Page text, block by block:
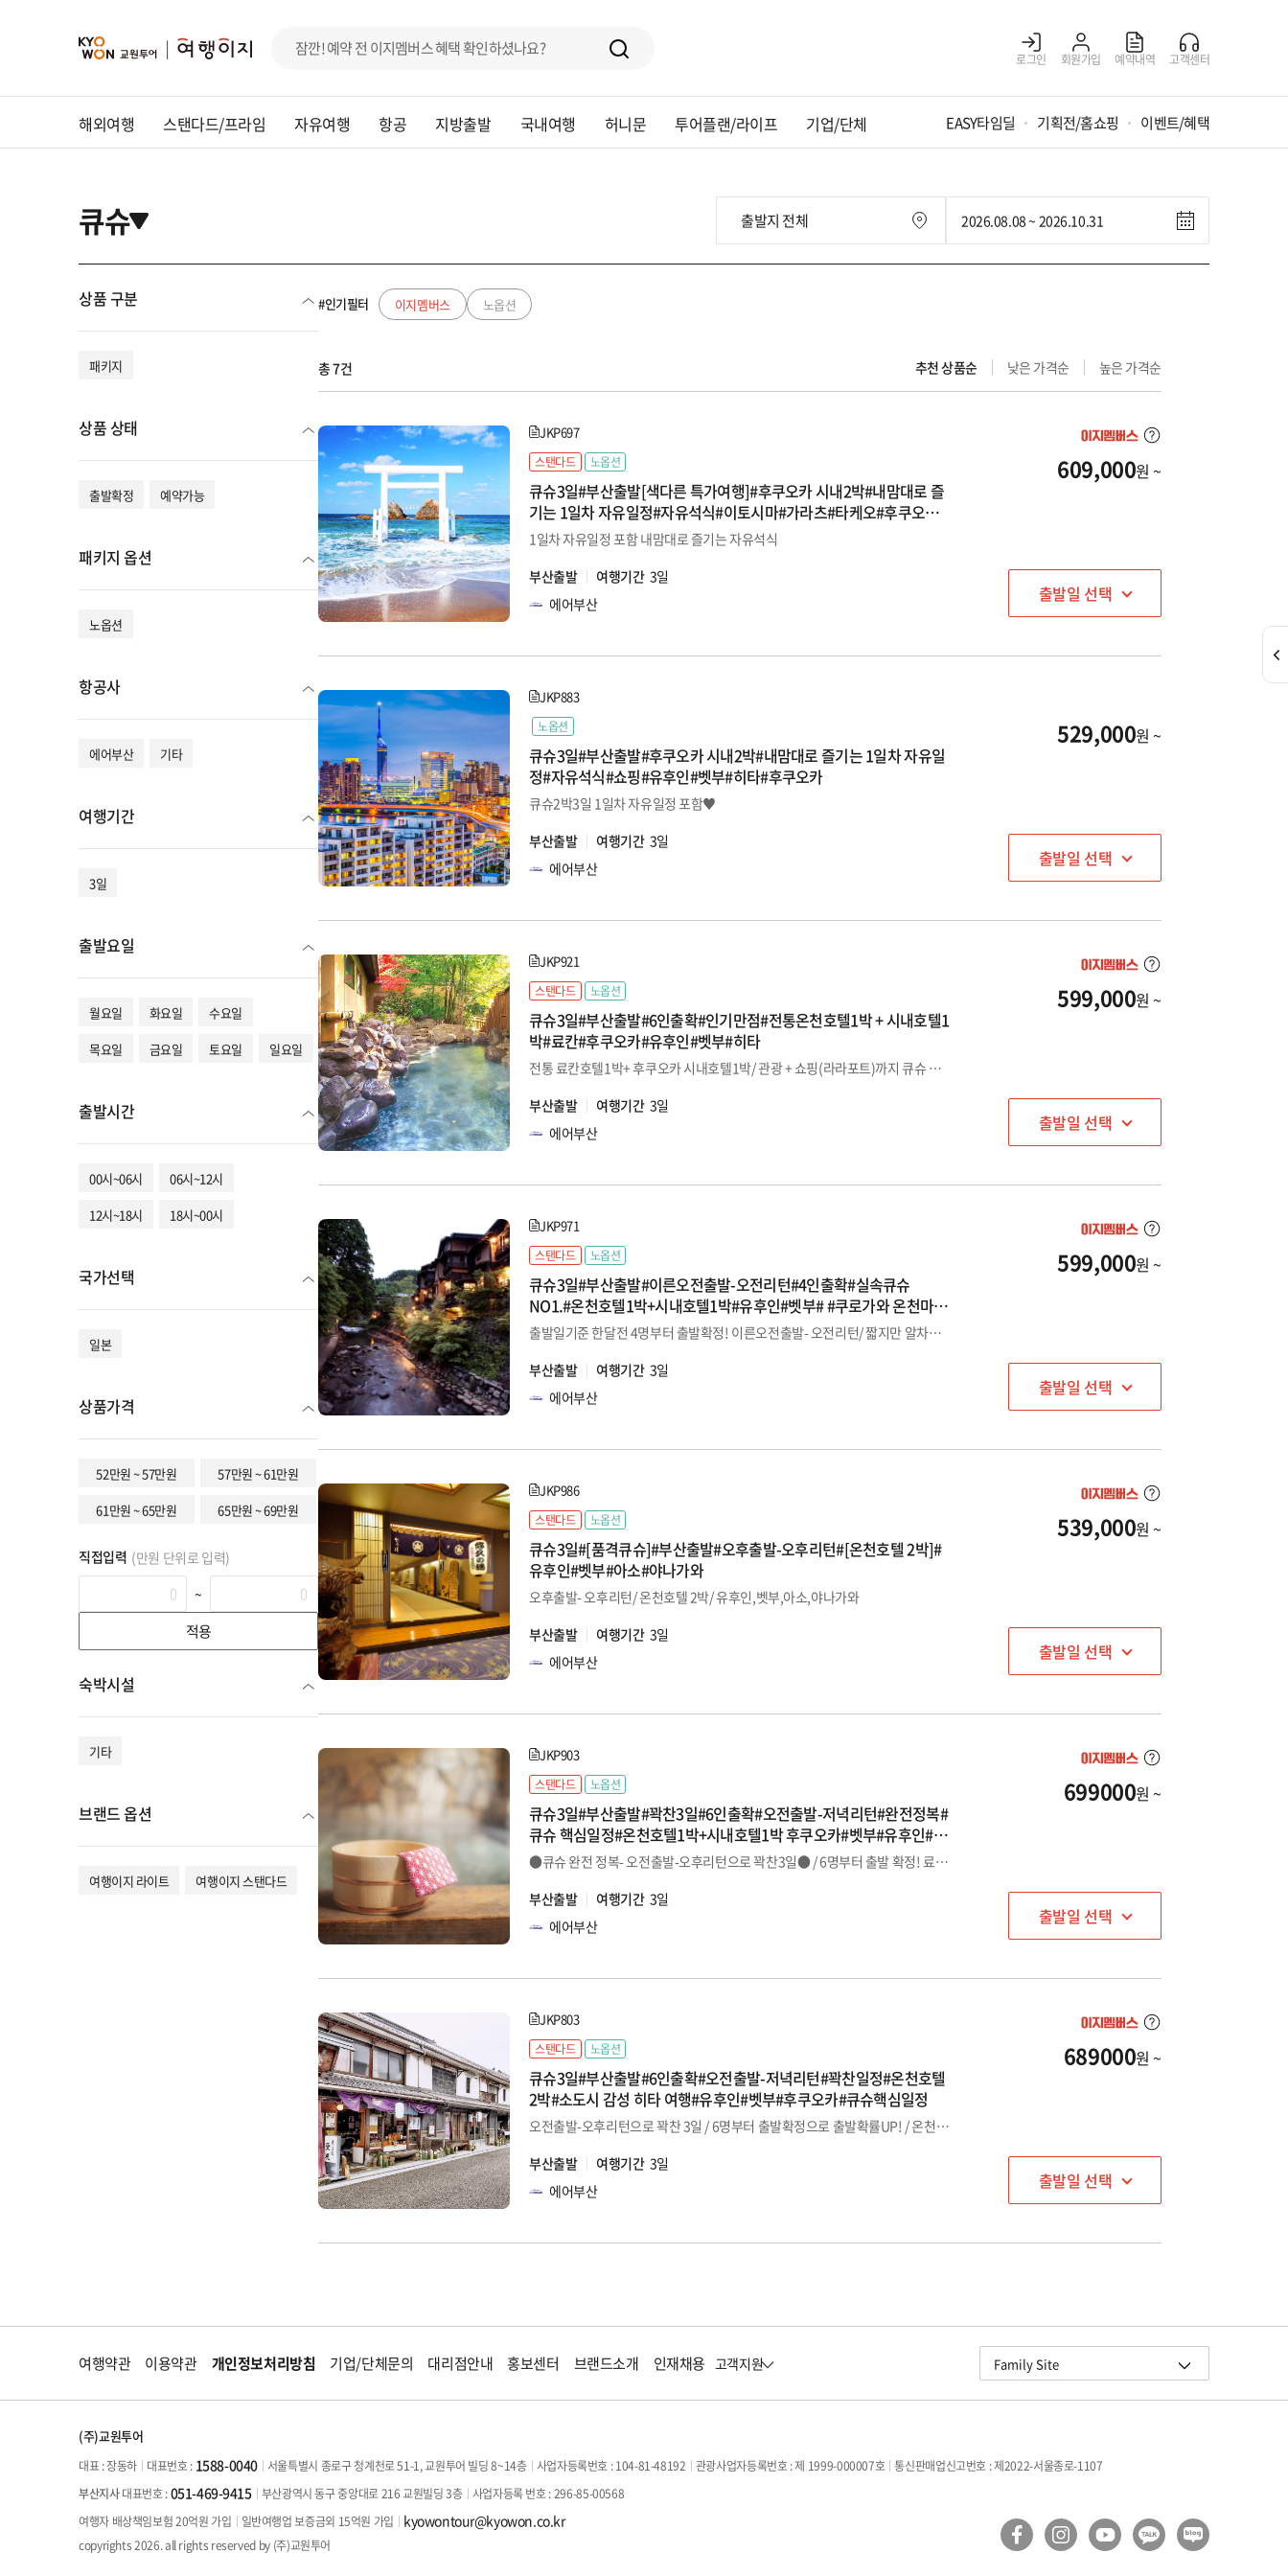
로그인 회원가입 예약내역 고객센터
해외여행 스탠다드/프라임 자유여행 항공 지방출발 국내여행 허니문 투어플랜/라이프 기업/단체 EASY타임딜 기획전/홈쇼핑 이벤트/혜택
큐슈
상품 구분
패키지
상품 상태
출발확정 예약가능
패키지 옵션
노옵션
항공사
에어부산 기타
여행기간
3일
출발요일
월요일 화요일
수요일
목요일
금요일 토요일 일요일
출발시간
00시~06시
06시~12시
12시~18시
18시~00시
국가선택
일본
상품가격
52만원 ~ 57만원
57만원 ~ 61만원
61만원 ~ 65만원
65만원 ~ 69만원
직접입력 (만원 단위로 입력)
~
적용
숙박시설
기타
브랜드 옵션
여행이지 라이트 여행이지 스탠다드
#인기필터 이지멤버스 노옵션
총 7건 추천 상품순 낮은 가격순 높은 가격순
JKP697
스탠다드 노옵션
큐슈3일#부산출발[색다른 특가여행]#후쿠오카 시내2박#내맘대로 즐
기는 1일차 자유일정#자유석식#이토시마#가라츠#타케오#후쿠오카#
쇼핑
1일차 자유일정 포함 내맘대로 즐기는 자유석식
부산출발
여행기간 3일
에어부산
609,000원 ~
출발일 선택
JKP883
노옵션
큐슈3일#부산출발#후쿠오카 시내2박#내맘대로 즐기는 1일차 자유일
정#자유석식#쇼핑#유후인#벳부#히타#후쿠오카
큐슈2박3일 1일차 자유일정 포함♥
부산출발
여행기간 3일
에어부산
529,000원 ~
출발일 선택
JKP921
스탠다드 노옵션
큐슈3일#부산출발#6인출확#인기만점#전통온천호텔1박 + 시내호텔1
박#료칸#후쿠오카#유후인#벳부#히타
전통 료칸호텔1박+ 후쿠오카 시내호텔1박/ 관광 + 쇼핑(라라포트)까지 큐슈 실속만점 인기 패키지
부산출발
여행기간 3일
에어부산
599,000원 ~
출발일 선택
JKP971
스탠다드 노옵션
큐슈3일#부산출발#이른오전출발-오전리턴#4인출확#실속큐슈
NO1.#온천호텔1박+시내호텔1박#유후인#벳부# #쿠로가와 온천마을
#아소#후쿠오카
출발일기준 한달전 4명부터 출발확정! 이른오전출발- 오전리턴/ 짧지만 알차게! 유후인, 후쿠오카, 벳부, 아소, 쿠로가와 온천마을/ 온천호텔1박 + 시내호텔1박
부산출발
여행기간 3일
에어부산
599,000원 ~
출발일 선택
JKP986
스탠다드 노옵션
큐슈3일#[품격큐슈]#부산출발#오후출발-오후리턴#[온천호텔 2박]#
유후인#벳부#아소#야나가와
오후출발- 오후리턴/ 온천호텔 2박/ 유후인,벳부,아소,야나가와
부산출발
여행기간 3일
에어부산
539,000원 ~
출발일 선택
JKP903
스탠다드 노옵션
큐슈3일#부산출발#꽉찬3일#6인출확#오전출발-저녁리턴#완전정복#
큐슈 핵심일정#온천호텔1박+시내호텔1박 후쿠오카#벳부#유후인#아
소#쿠로가와
●큐슈 완전 정복- 오전출발-오후리턴으로 꽉찬3일● / 6명부터 출발 확정! 료칸풍 온천호텔1박 + 시내호텔1박
부산출발
여행기간 3일
에어부산
699000원 ~
출발일 선택
JKP803
스탠다드 노옵션
큐슈3일#부산출발#6인출확#오전출발-저녁리턴#꽉찬일정#온천호텔
2박#소도시 감성 히타 여행#유후인#벳부#후쿠오카#큐슈핵심일정
오전출발-오후리턴으로 꽉찬 3일 / 6명부터 출발확정으로 출발확률UP! / 온천호텔2박 으로 즐기는 정통큐슈패키지3일
부산출발
여행기간 3일
에어부산
689000원 ~
출발일 선택
여행약관 이용약관 개인정보처리방침 기업/단체문의 대리점안내 홍보센터 브랜드소개 인재채용 고객지원 Family Site
교원그룹
구몬학습
Wells
(주)교원투어
대표 : 장동하 대표번호 : 1588-0040 서울특별시 종로구 청계천로 51-1, 교원투어 빌딩 8~14층 사업자등록번호 : 104-81-48192 관광사업자등록번호 : 제 1999-000007호 통신판매업신고번호 : 제2022-서울종로-1107
부산지사대표번호 :051-469-9415 부산광역시 동구 중앙대로 216 교원빌딩 3층 사업자등록 번호 : 296-85-00568
여행자 배상책임보험 20억원 가입
일반여행업 보증금외 15억원 가입 kyowontour@kyowon.co.kr
copyrights 2026. all rights reserved by (주)교원투어